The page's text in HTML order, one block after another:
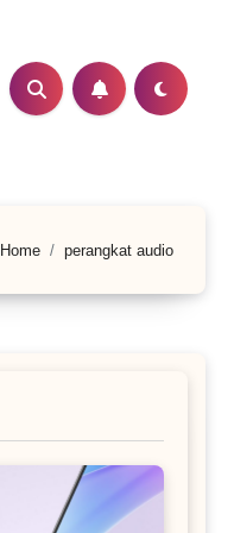
Home perangkat audio